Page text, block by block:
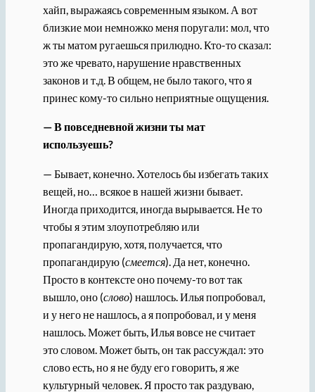
хайп, выражаясь современным языком. А вот
близкие мои немножко меня поругали: мол, что
ж ты матом ругаешься прилюдно. Кто-то сказал:
это же чревато, нарушение нравственных
законов и т.д. В общем, не было такого, что я
принес кому-то сильно неприятные ощущения.
— В повседневной жизни ты мат
используешь?
— Бывает, конечно. Хотелось бы избегать таких
вещей, но… всякое в нашей жизни бывает.
Иногда приходится, иногда вырывается. Не то
чтобы я этим злоупотребляю или
пропагандирую, хотя, получается, что
пропагандирую (смеется). Да нет, конечно.
Просто в контексте оно почему-то вот так
вышло, оно (слово) нашлось. Илья попробовал,
и у него не нашлось, а я попробовал, и у меня
нашлось. Может быть, Илья вовсе не считает
это словом. Может быть, он так рассуждал: это
слово есть, но я не буду его говорить, я же
культурный человек. Я просто так раздуваю,